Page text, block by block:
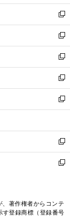
開
く
ウ
で
開
く
ン
ド
ウ
で
開
く
ウ
ィ
ン
ド
ウ
で
開
く
し
い
ウ
ィ
ン
ド
ウ
で
開
く
新
し
い
ウ
ィ
ン
ド
ウ
で
開
新
し
い
ウ
ィ
ン
ド
ウ
開
く
新
し
い
ウ
ィ
ン
ウ
で
開
く
新
し
い
ウ
ン
ド
ウ
で
新
し
ウ
ィ
ン
ド
く
新
し
い
ド
ウ
新
ィ
著作権者からコンテ
す登録商標（登録番号